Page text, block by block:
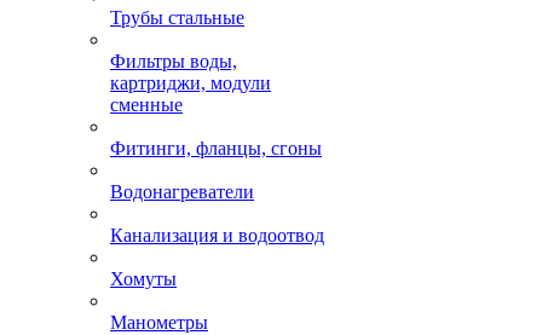
Трубы стальные
Фильтры воды,
картриджи, модули
сменные
Фитинги, фланцы, сгоны
Водонагреватели
Канализация и водоотвод
Хомуты
Манометры